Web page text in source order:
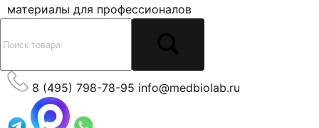
материалы для профессионалов
8 (495) 798-78-95 info@medbiolab.ru